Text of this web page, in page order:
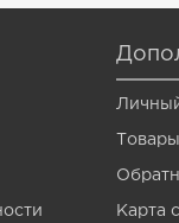
Карта